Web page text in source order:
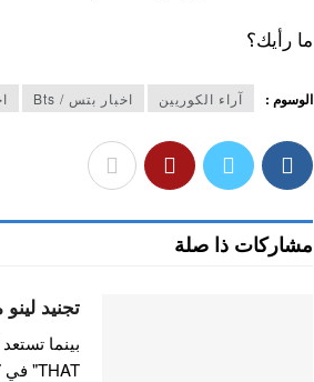
ما رأيك؟
الوسوم : آراء الكوريين اخبار بتس / Bts
مشاركات ذا صلة
تجنيد
THAT" في 7…